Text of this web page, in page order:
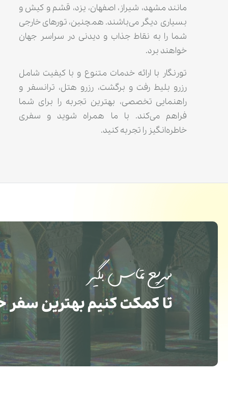
مانند مشهد، شیراز، اصفهان، یزد، قشم و کیش و
بسیاری دیگر می‌باشند. همچنین، تورهای خارجی
شما را به نقاط جذاب و دیدنی در سراسر جهان
خواهند برد.
تورنگار با ارائه خدمات متنوع و با کیفیت شامل
رزرو بلیط رفت و برگشت، رزرو هتل، ترانسفر و
راهنمایی تخصصی، بهترین تجربه را برای شما
فراهم می‌کند. با ما همراه شوید و سفری
خاطره‌انگیز را تجربه کنید.
سریع تماس بگیر
تا کمکت کنیم بهترین سفر